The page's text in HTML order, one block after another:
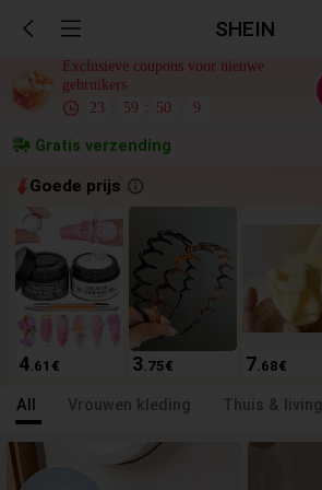
SHEIN
Exclusieve coupons voor nieuwe
gebruikers
23 : 59 : 48 3
Gratis verzending
Goede prijs
4.61 € 3.75€ 7.68€
All Vrouwen kleding Thuis & living